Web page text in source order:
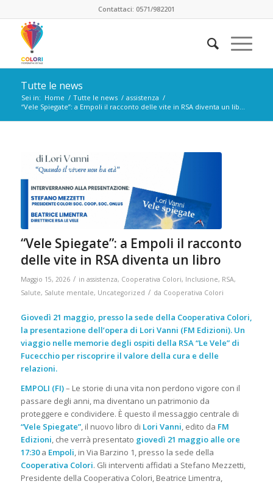
Contattaci: 0571/982201
Tutte le news
Sei in: Home / Tutte le news / assistenza /
“Vele Spiegate”: a Empoli il racconto delle vite in RSA diventa un lib...
“Vele Spiegate”: a Empoli il racconto
delle vite in RSA diventa un libro
Maggio 15, 2026 / in assistenza, Cooperativa Colori, Inclusione, RSA,
Salute, Salute mentale, Uncategorized / da Cooperativa Colori
Giovedì 21 maggio, presso la sede della Cooperativa Colori,
la presentazione dell’opera di Lori Vanni (FM Edizioni). Un
viaggio nelle memorie degli ospiti della RSA “Le Vele” di
Fucecchio per riscoprire il valore della cura e delle
relazioni.
EMPOLI (FI)– Le storie di una vita non perdono vigore con il
passare degli anni, ma diventano un patrimonio da
proteggere e condividere. È questo il messaggio centrale di
“Vele Spiegate”, il nuovo libro di Lori Vanni, edito da FM
Edizioni, che verrà presentato giovedì 21 maggio alle ore
17:30a Empoli, in Via Barzino 1, presso la sede della
Cooperativa Colori. Gli interventi affidati a Stefano Mezzetti,
Presidente della Cooperativa Colori, Beatrice Limentra,